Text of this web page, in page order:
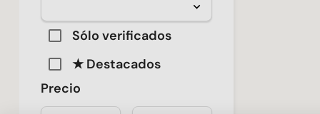
Sólo verificados
★ Destacados
Precio